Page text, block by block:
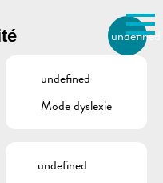
la recherche pour
exemple des contacts, des
undefined
undefined
Mode dyslexie
undefined